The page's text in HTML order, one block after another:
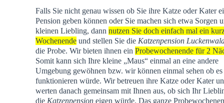
Falls Sie nicht genau wissen ob Sie ihre Katze oder Kater
Pension geben können oder Sie machen sich etwa Sorgen
kleinen Liebling, dann nutzen Sie doch einfach mal ein
Wochenendeund stellen Sie die Katzenpension
die Probe. Wir bieten ihnen ein Probewochenende für 2
Somit kann sich Ihre kleine „Maus“ einmal an eine andere
Umgebung gewöhnen bzw. wir können einmal sehen ob es
funktionieren würde. Wir betreuen ihre Katze oder Kater
werten danach gemeinsam mit Ihnen aus, ob sich Ihr
die Katzenpensioneigen würde. Das ganze